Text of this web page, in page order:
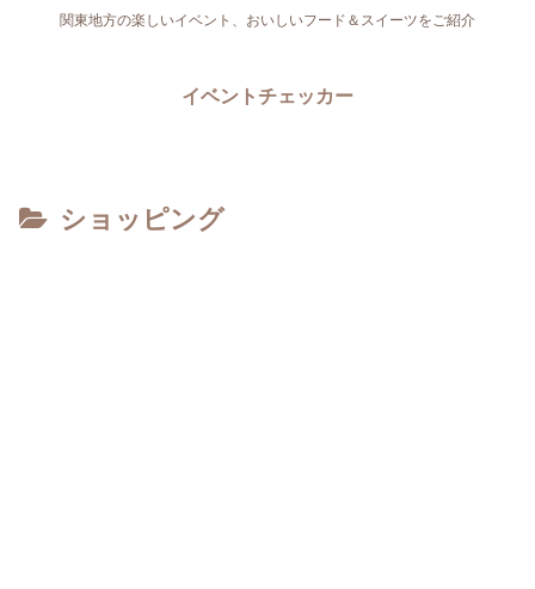
関東地方の楽しいイベント、おいしいフード＆スイーツをご紹介
イベントチェッカー
ショッピング